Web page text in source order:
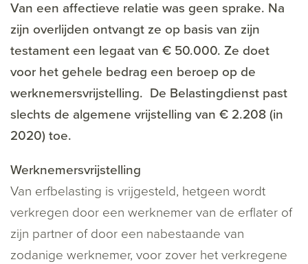
Van een affectieve relatie was geen sprake. Na
zijn overlijden ontvangt ze op basis van zijn
testament een legaat van € 50.000. Ze doet
voor het gehele bedrag een beroep op de
werknemersvrijstelling. De Belastingdienst past
slechts de algemene vrijstelling van € 2.208 (in
2020) toe.
Werknemersvrijstelling
Van erfbelasting is vrijgesteld, hetgeen wordt
verkregen door een werknemer van de erflater of
zijn partner of door een nabestaande van
zodanige werknemer, voor zover het verkregene